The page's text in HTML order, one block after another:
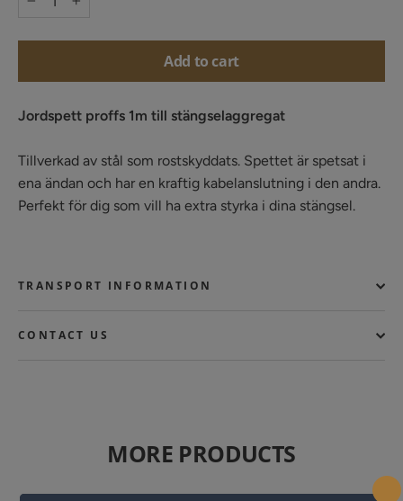
Add to cart
Jordspett proffs 1m till stängselaggregat
Tillverkad av stål som rostskyddats. Spettet är spetsat i
ena ändan och har en kraftig kabelanslutning i den andra.
Perfekt för dig som vill ha extra styrka i dina stängsel.
TRANSPORT INFORMATION
CONTACT US
MORE PRODUCTS